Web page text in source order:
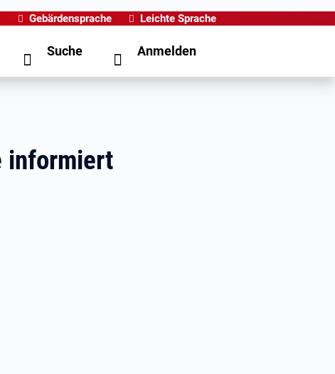
Gebärdensprache Leichte Sprache
Suche Anmelden
informiert